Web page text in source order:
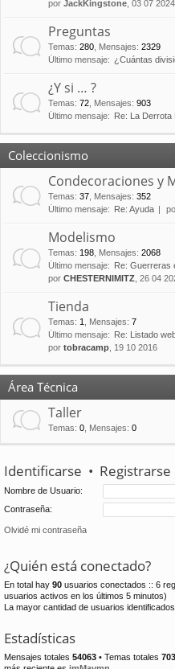
por JackKingstone , 03 07 2024
Preguntas
Temas: 280 Mensajes: 2329
Último mensaje: ¿Cuántas
¿Y si … ?
Temas: 72 Mensajes: 903
Último mensaje:
Re: La Derrota
Coleccionismo
Condecoraciones y
Temas: 37 Mensajes: 352
Último mensaje:
Re: Ayuda
Modelismo
Temas: 198 Mensajes: 2068
Último mensaje:
Re: Guerreras
por CHESTERNIMITZ , 26 04
Tienda
Temas: 1 Mensajes: 7
Último mensaje:
Re: Listado
por tobracamp , 19 10 2016
Área Técnica
Taller
Temas: 0 Mensajes: 0
Identificarse • Registrarse
Nombre de Usuario:
Contraseña:
Olvidé mi contraseña
¿Quién está conectado?
En total hay 90 usuarios conectados :: 6
usuarios activos en los últimos 5 minutos)
La mayor cantidad de usuarios
Estadísticas
Mensajes totales 54063 • Temas totales